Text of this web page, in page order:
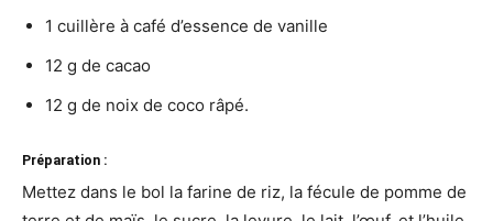
1 cuillère à café d’essence de vanille
12 g de cacao
12 g de noix de coco râpé.
Préparation :
Mettez dans le bol la farine de riz, la fécule de pomme de